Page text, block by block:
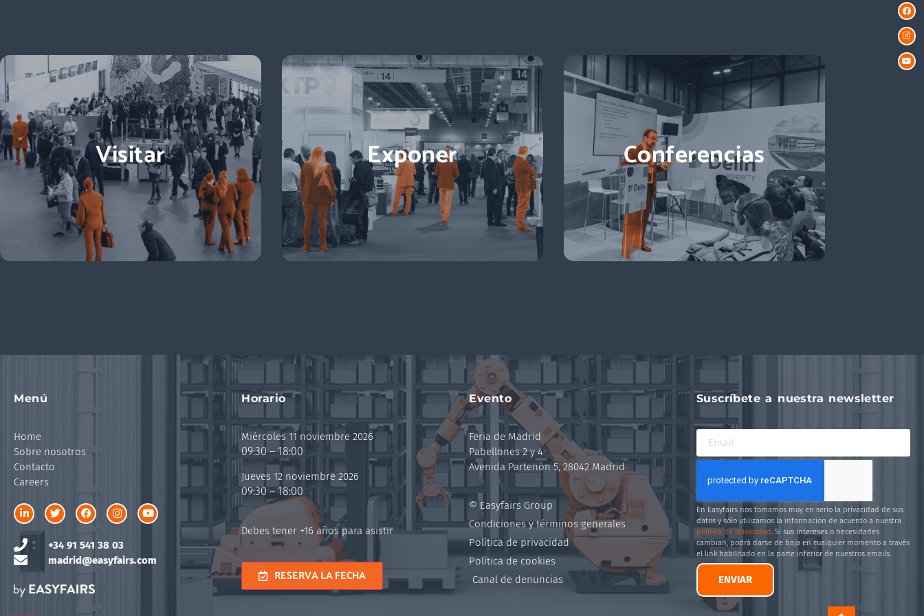
Visitar Exponer Conferencias
Menú
Home
Sobre nosotros
Contacto
Careers
+34 91 541 38 03
madrid@easyfairs.com
Horario
Miércoles 11 noviembre 2026
09:30 – 18:00
Jueves 12 noviembre 2026
09:30 – 18:00
Debes tener +16 años para asistir
RESERVA LA FECHA
Evento
Feria de Madrid
Pabellones 2 y 4
Avenida Partenón 5, 28042 Madrid
© Easyfairs Group
Condiciones y términos generales
Política de privacidad
Política de cookies
Canal de denuncias
Suscríbete a nuestra newsletter
En Easyfairs nos tomamos muy en serio la privacidad de sus
datos y sólo utilizamos la información de acuerdo a nuestra
política de privacidad. Si sus intereses o necesidades
cambian, podrá darse de baja en cualquier momento a través
el link habilitado en la parte inferior de nuestros emails.
ENVIAR